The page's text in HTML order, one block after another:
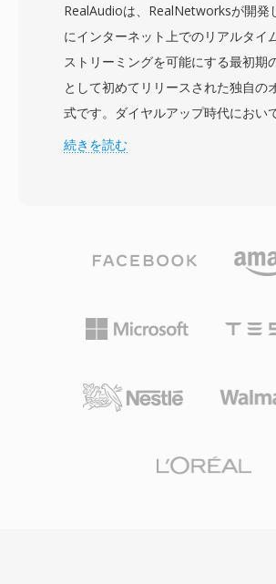
にバンドルされたりしました。競合
ーディオ形式に対する主な利点は、
型ヘッダーで、見慣れないファイル
の推測を排除しました — 標準化さ
ディアフレームワークが存在する前
題でした。形式のデコードも効率的
ションの構成要素として機能し、開
たSound Blasterハードウェアエコシ
た。今日、SNDTはレトロソフトウ
ポートしています。
RealAudioは、RealNetworksが開発
にインターネット上でのリアルタイ
ストリーミングを可能にする最初期
として初めてリリースされた独自の
式です。ダイヤルアップ時代において
RealAudioは真に革命的でした — フ
ック世代を経て進化しました — 初期
ーデックを使用し、後のバージョン
のRealAudio 10)はCD品質に近い音
ットレートのエンコーディング、ア
ングアルゴリズムをサポートしてい
続きを読む